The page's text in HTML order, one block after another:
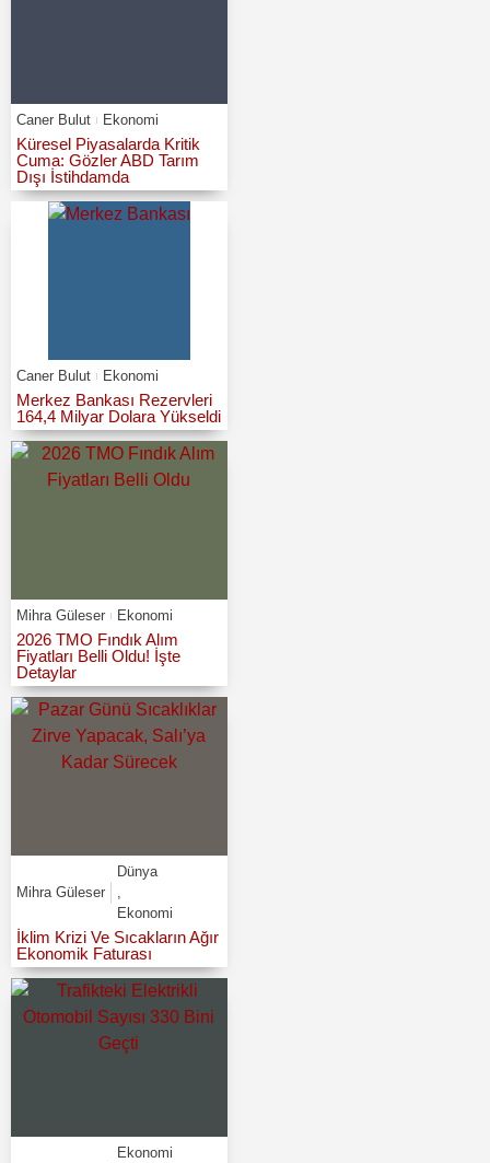
Caner Bulut Ekonomi
Küresel Piyasalarda Kritik
Cuma: Gözler ABD Tarım
Dışı İstihdamda
Caner Bulut Ekonomi
Merkez Bankası Rezervleri
164,4 Milyar Dolara Yükseldi
Mihra Güleser Ekonomi
2026 TMO Fındık Alım
Fiyatları Belli Oldu! İşte
Detaylar
Mihra Güleser
Dünya
,
Ekonomi
İklim Krizi Ve Sıcakların Ağır
Ekonomik Faturası
Ekonomi